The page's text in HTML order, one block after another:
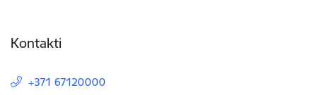
Kontakti
+371 67120000